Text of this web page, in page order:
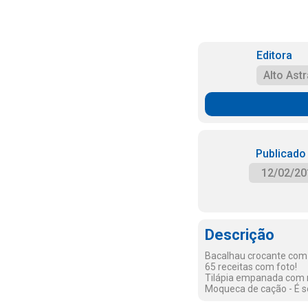
Editora
Alto
12/02/
Descrição
Bacalhau crocante
65 receitas com foto!
Tilápia empanada com
Moqueca de cação - É